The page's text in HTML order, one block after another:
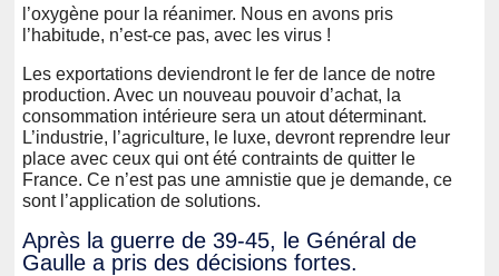
l’oxygène pour la réanimer. Nous en avons pris
l’habitude, n’est-ce pas, avec les virus !
Les exportations deviendront le fer de lance de notre
production. Avec un nouveau pouvoir d’achat, la
consommation intérieure sera un atout déterminant.
L’industrie, l’agriculture, le luxe, devront reprendre leur
place avec ceux qui ont été contraints de quitter le
France. Ce n’est pas une amnistie que je demande, ce
sont l’application de solutions.
Après la guerre de 39-45, le Général de
Gaulle a pris des décisions fortes.